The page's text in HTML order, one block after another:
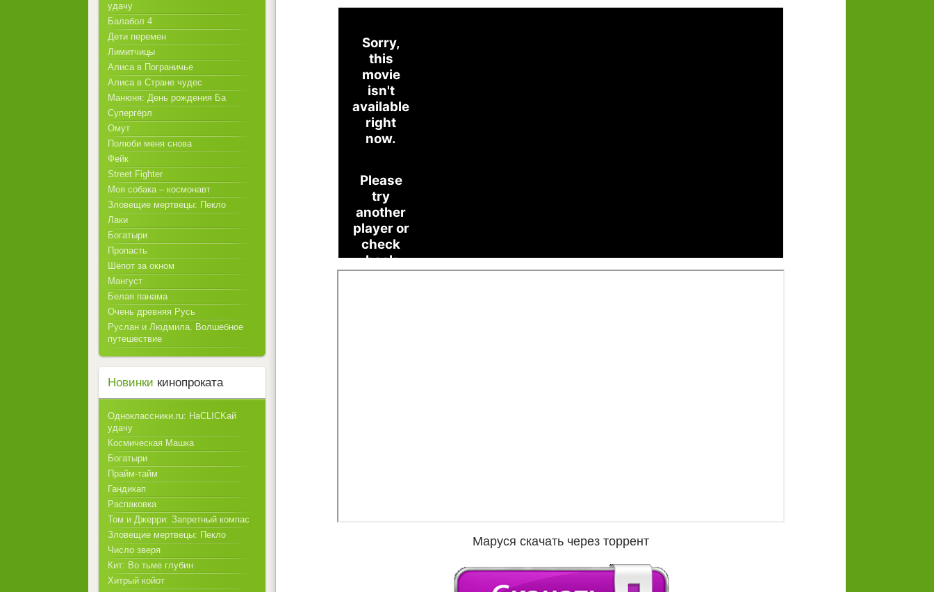
Маруся скачать через торрент
удачу
Балабол 4
Дети перемен
Лимитчицы
Алиса в Пограничье
Алиса в Стране чудес
Манюня: День рождения Ба
Супергёрл
Омут
Полюби меня снова
Фейк
Street Fighter
Моя собака – космонавт
Зловещие мертвецы: Пекло
Лаки
Богатыри
Пропасть
Шёпот за окном
Мангуст
Белая панама
Очень древняя Русь
Руслан и Людмила. Волшебное
путешествие
Новинки кинопроката
Одноклассники.ru: НаCLICKай
удачу
Космическая Машка
Богатыри
Прайм-тайм
Гандикап
Распаковка
Том и Джерри: Запретный компас
Зловещие мертвецы: Пекло
Число зверя
Кит: Во тьме глубин
Хитрый койот